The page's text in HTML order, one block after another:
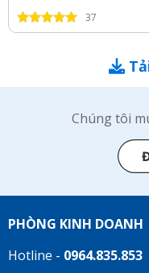
37
Chúng tôi
PHÒNG KINH DOANH
Hotline - 0964.835.853